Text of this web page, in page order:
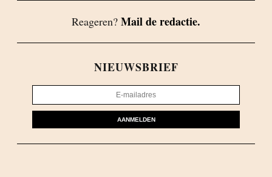
Reageren? Mail de redactie.
NIEUWSBRIEF
AANMELDEN